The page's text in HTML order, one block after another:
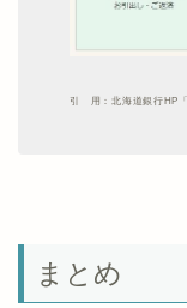
引 用：北海道銀行HP「
まとめ